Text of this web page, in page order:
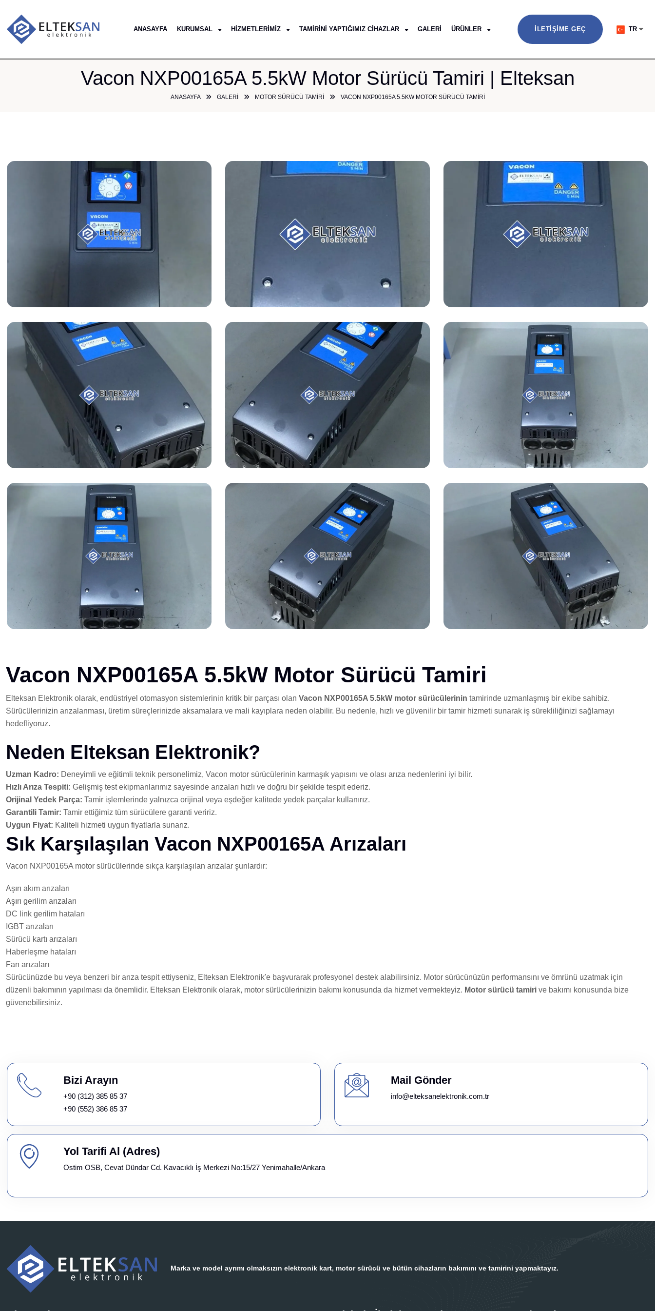
ANASAYFA KURUMSAL HIZMETLERIMIZ TAMIRINI YAPTIĞIMIZ CIHAZLAR GALERI ÜRÜNLER İLETIŞIME GEÇ TR
Vacon NXP00165A 5.5kW Motor Sürücü Tamiri | Elteksan
ANASAYFA GALERI MOTOR SÜRÜCÜ TAMIRI VACON NXP00165A 5.5KW MOTOR SÜRÜCÜ TAMIRI
Vacon NXP00165A 5.5kW Motor Sürücü Tamiri
Elteksan Elektronik olarak, endüstriyel otomasyon sistemlerinin kritik bir parçası olan Vacon NXP00165A 5.5kW motor sürücülerinin tamirinde uzmanlaşmış bir ekibe sahibiz.
Sürücülerinizin arızalanması, üretim süreçlerinizde aksamalara ve mali kayıplara neden olabilir. Bu nedenle, hızlı ve güvenilir bir tamir hizmeti sunarak iş sürekliliğinizi sağlamayı
hedefliyoruz.
Neden Elteksan Elektronik?
Uzman Kadro: Deneyimli ve eğitimli teknik personelimiz, Vacon motor sürücülerinin karmaşık yapısını ve olası arıza nedenlerini iyi bilir.
Hızlı Arıza Tespiti: Gelişmiş test ekipmanlarımız sayesinde arızaları hızlı ve doğru bir şekilde tespit ederiz.
Orijinal Yedek Parça: Tamir işlemlerinde yalnızca orijinal veya eşdeğer kalitede yedek parçalar kullanırız.
Garantili Tamir: Tamir ettiğimiz tüm sürücülere garanti veririz.
Uygun Fiyat: Kaliteli hizmeti uygun fiyatlarla sunarız.
Sık Karşılaşılan Vacon NXP00165A Arızaları
Vacon NXP00165A motor sürücülerinde sıkça karşılaşılan arızalar şunlardır:
Aşırı akım arızaları
Aşırı gerilim arızaları
DC link gerilim hataları
IGBT arızaları
Sürücü kartı arızaları
Haberleşme hataları
Fan arızaları
Sürücünüzde bu veya benzeri bir arıza tespit ettiyseniz, Elteksan Elektronik'e başvurarak profesyonel destek alabilirsiniz. Motor sürücünüzün performansını ve ömrünü uzatmak için
düzenli bakımının yapılması da önemlidir. Elteksan Elektronik olarak, motor sürücülerinizin bakımı konusunda da hizmet vermekteyiz. Motor sürücü tamiri ve bakımı konusunda bize
güvenebilirsiniz.
Bizi Arayın
+90 (312) 385 85 37
+90 (552) 386 85 37
Mail Gönder
info@elteksanelektronik.com.tr
Yol Tarifi Al (Adres)
Ostim OSB, Cevat Dündar Cd. Kavacıklı İş Merkezi No:15/27 Yenimahalle/Ankara
Marka ve model ayrımı olmaksızın elektronik kart, motor sürücü ve bütün cihazların bakımını ve tamirini yapmaktayız.